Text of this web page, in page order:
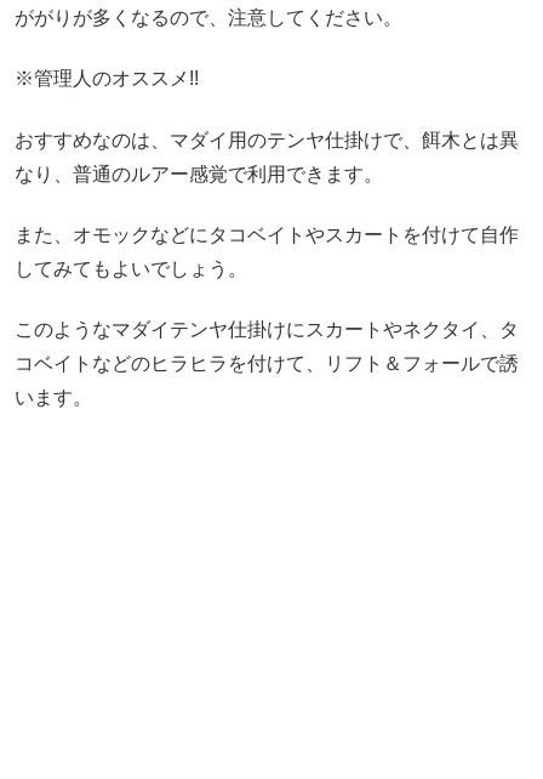
ががりが多くなるので、注意してください。
※管理人のオススメ!!
おすすめなのは、マダイ用のテンヤ仕掛けで、餌木とは異
なり、普通のルアー感覚で利用できます。
また、オモックなどにタコベイトやスカートを付けて自作
してみてもよいでしょう。
このようなマダイテンヤ仕掛けにスカートやネクタイ、タ
コベイトなどのヒラヒラを付けて、リフト＆フォールで誘
います。